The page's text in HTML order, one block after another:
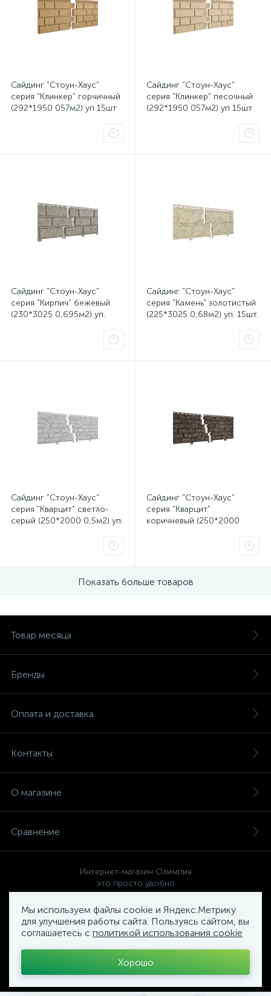
Сайдинг "Стоун-Хаус"
серия "Клинкер" горчичный
(292*1950 057м2) уп 15шт
Сайдинг "Стоун-Хаус"
серия "Клинкер" песочный
(292*1950 057м2) уп 15шт
Сайдинг "Стоун-Хаус"
серия "Кирпич" бежевый
(230*3025 0,695м2) уп.
Сайдинг "Стоун-Хаус"
серия "Камень" золотистый
(225*3025 0,68м2) уп. 15шт.
Сайдинг "Стоун-Хаус"
серия "Кварцит" светло-
серый (250*2000 0,5м2) уп.
Сайдинг "Стоун-Хаус"
серия "Кварцит"
коричневый (250*2000
Показать больше товаров
Мы используем файлы cookie и Яндекс.Метрику
для улучшения работы сайта. Пользуясь сайтом, вы
соглашаетесь с политикой использования cookie
Хорошо
Товар месяца
Бренды
Оплата и доставка
Контакты
О магазине
Сравнение
Интернет-магазин Олимпия
это просто удобно
Политика компании в отношении обработки персональных
данных
Торговый Комплекс